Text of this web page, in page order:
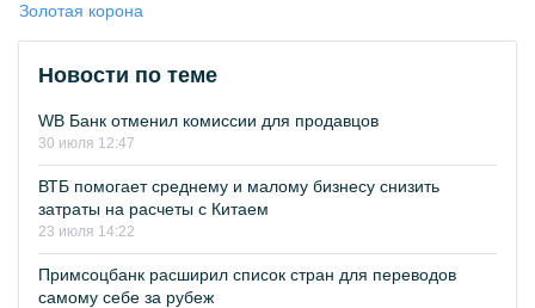
Золотая корона
Новости по теме
WB Банк отменил комиссии для продавцов
30 июля 12:47
ВТБ помогает среднему и малому бизнесу снизить
затраты на расчеты с Китаем
23 июля 14:22
Примсоцбанк расширил список стран для переводов
самому себе за рубеж